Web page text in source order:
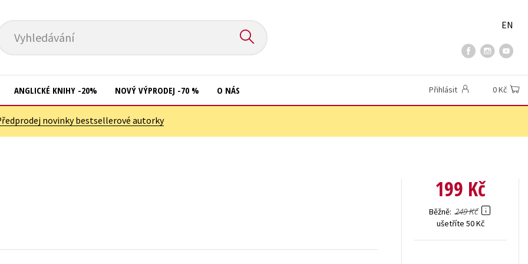
Vyhledávání
EN
ANGLICKÉ KNIHY -20% NOVÝ VÝPRODEJ -70 % O NÁS Přihlásit 0 Kč
novinky bestsellerové autorky
199 Kč
Běžně 249 Kč
ušetříte 50 Kč